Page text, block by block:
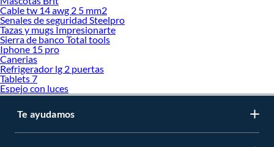
Camaras web
Cargadores Laptops
Coolers
Fundas y Maletines
Lápiz Digital
Mochilas para Laptops
Mouse
Otros Accesorios computación
PadMouse
Repetidor wifi
Tarjetas de Video
Cable tw 14 awg 2 5 mm2
Senales de seguridad Steelpro
Tazas y mugs Impresionarte
Sierra de banco Total tools
Iphone 15 pro
Canerias
Refrigerador lg 2 puertas
Tablets 7
Espejo con luces
Te ayudamos